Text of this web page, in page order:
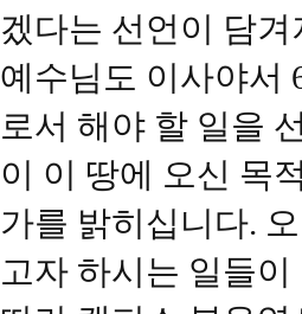
겠다는 선언이 담
예수님도 이사야서
로서 해야 할 일을
이 이 땅에 오신 목
가를 밝히십니다.
고자 하시는 일들